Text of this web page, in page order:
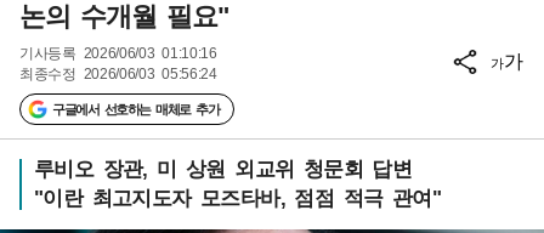
논의 수개월 필요"
기사등록 2026/06/03 01:10:16
최종수정 2026/06/03 05:56:24
구글에서 선호하는 매체로 추가
가가
루비오 장관, 미 상원 외교위 청문회 답변
"이란 최고지도자 모즈타바, 점점 적극 관여"